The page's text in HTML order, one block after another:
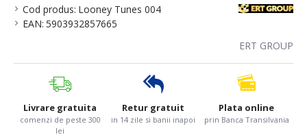
Cod produs: Looney Tunes 004
EAN: 5903932857665
ERT GROUP
Livrare gratuita
comenzi de peste 300
lei
Retur gratuit
in 14 zile si banii inapoi
Plata online
prin Banca Transilvania